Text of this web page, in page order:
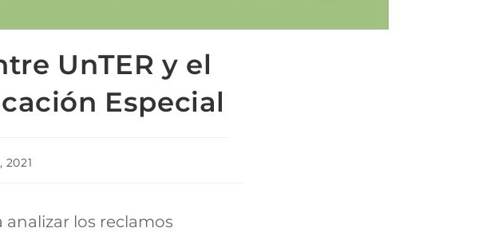
UnTER y el
Especial
analizar los reclamos